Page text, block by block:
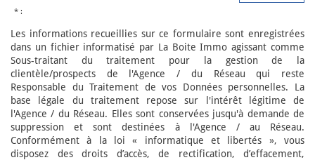
* :
Les informations recueillies sur ce formulaire sont enregistrées
dans un fichier informatisé par La Boite Immo agissant comme
Sous-traitant du traitement pour la gestion de la
clientèle/prospects de l'Agence / du Réseau qui reste
Responsable du Traitement de vos Données personnelles. La
base légale du traitement repose sur l'intérêt légitime de
l'Agence / du Réseau. Elles sont conservées jusqu'à demande de
suppression et sont destinées à l'Agence / au Réseau.
Conformément à la loi « informatique et libertés », vous
disposez des droits d’accès, de rectification, d’effacement,